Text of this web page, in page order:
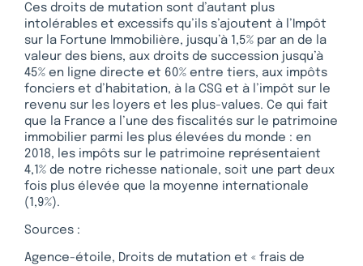
Ces droits de mutation sont d’autant plus
intolérables et excessifs qu’ils s’ajoutent à l’Impôt
sur la Fortune Immobilière, jusqu’à 1,5% par an de la
valeur des biens, aux droits de succession jusqu’à
45% en ligne directe et 60% entre tiers, aux impôts
fonciers et d’habitation, à la CSG et à l’impôt sur le
revenu sur les loyers et les plus-values. Ce qui fait
que la France a l’une des fiscalités sur le patrimoine
immobilier parmi les plus élevées du monde : en
2018, les impôts sur le patrimoine représentaient
4,1% de notre richesse nationale, soit une part deux
fois plus élevée que la moyenne internationale
(1,9%).
Sources :
Agence-étoile, Droits de mutation et « frais de